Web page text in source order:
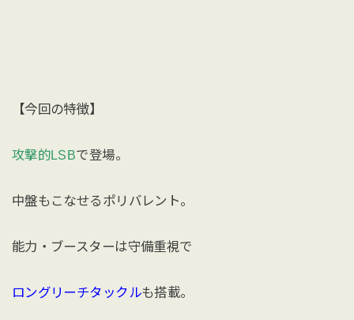
【今回の特徴】
攻撃的LSBで登場。
中盤もこなせるポリバレント。
能力・ブースターは守備重視で
ロングリーチタックルも搭載。